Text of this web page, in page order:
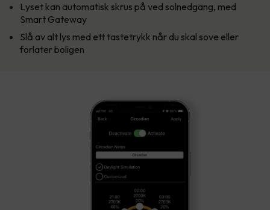
Lyset kan automatisk skrus på ved solnedgang, med
Smart Gateway
Slå av alt lys med ett tastetrykk når du skal sove eller
forlater boligen